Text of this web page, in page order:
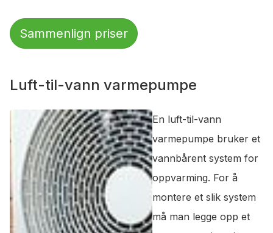
Sammenlign priser
Luft-til-vann varmepumpe
En luft-til-vann
varmepumpe bruker et
vannbårent system for
oppvarming. For å
montere et slik system
må man legge opp et